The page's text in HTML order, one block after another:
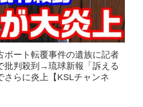
ボート転覆事件の遺族に記者
批判殺到→琉球新報「訴える
さらに炎上【KSLチャンネ